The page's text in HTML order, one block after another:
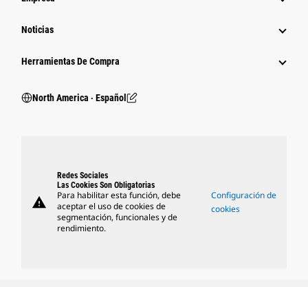
Noticias
Herramientas De Compra
North America ‧ Español
warning
Redes Sociales
Las Cookies Son Obligatorias
Para habilitar esta función, debe
aceptar el uso de cookies de
segmentación, funcionales y de
rendimiento.
Configuración de
cookies